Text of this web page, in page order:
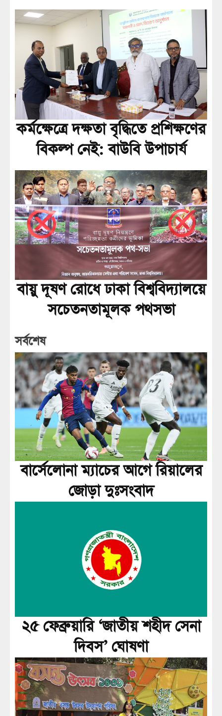
কর্মক্ষেত্রে দক্ষতা বৃদ্ধিতে প্রশিক্ষণের
বিকল্প নেই: বাউবি উপাচার্য
বায়ু দূষণ রোধে ঢাকা বিশ্ববিদ্যালয়ে
সচেতনতামূলক পথসভা
সর্বশেষ
বার্সেলোনা ম্যাচের আগে রিয়ালের
জোড়া দুঃসংবাদ
২৫ ফেব্রুয়ারি ‘জাতীয় শহীদ সেনা
দিবস’ ঘোষণা